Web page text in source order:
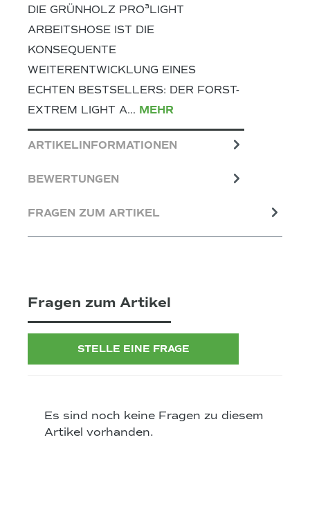
DIE GRÜNHOLZ PRO³LIGHT
ARBEITSHOSE IST DIE
KONSEQUENTE
WEITERENTWICKLUNG EINES
ECHTEN BESTSELLERS: DER FORST-
EXTREM LIGHT A… MEHR
ARTIKELINFORMATIONEN
BEWERTUNGEN
FRAGEN ZUM ARTIKEL
Fragen zum Artikel
STELLE EINE FRAGE
Es sind noch keine Fragen zu diesem
Artikel vorhanden.